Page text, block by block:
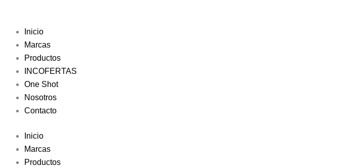
Inicio
Marcas
Productos
INCOFERTAS
One Shot
Nosotros
Contacto
Inicio
Marcas
Productos